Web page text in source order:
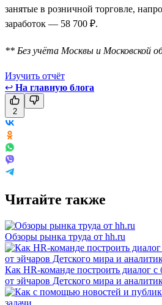
занятые в розничной торговле,
заработок — 58 700 ₽.
** Без учёта Москвы и Московской
Изучить отчёт
↩ На главную блога
2
Читайте также
Обзоры рынка труда от hh.ru
Как HR-команде построить диалог
от эйчаров Детского мира и